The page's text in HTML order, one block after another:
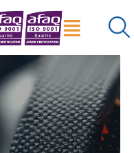
Rechercher